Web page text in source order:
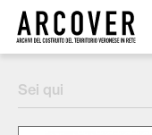
sulla mappa
Cerca:
Sei qui